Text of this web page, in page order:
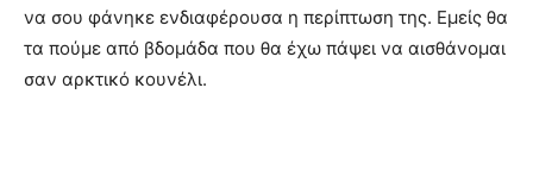
να σου φάνηκε ενδιαφέρουσα η περίπτωση της. Εμείς θα
τα πούμε από βδομάδα που θα έχω πάψει να αισθάνομαι
σαν αρκτικό κουνέλι.